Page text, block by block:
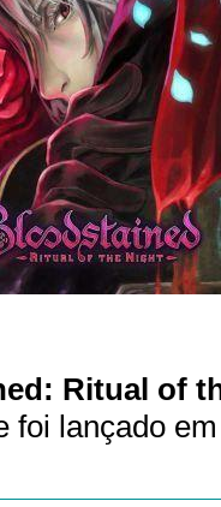
Ritual of
foi lançado em